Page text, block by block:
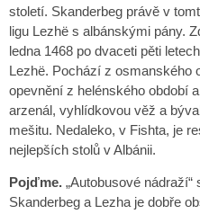
století. Skanderbeg právě v
ligu Lezhë s albánskými pány.
ledna 1468 po dvaceti pěti
Lezhë. Pochází z osmanského
opevnění z helénského období
arzenál, vyhlídkovou věž a
mešitu. Nedaleko, v Fishta, je
nejlepších stolů v Albánii.
Pojďme. „Autobusové
Skanderbeg a Lezha je dobře